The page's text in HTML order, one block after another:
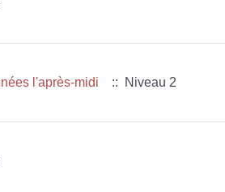
l'après-midi :: Niveau 2